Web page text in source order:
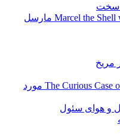
دانلود فیلم Marcel the Shell with Shoes On 2021 مارسل
دانلود فیلم The Curious Case of Dolphin Bay 2022 مورد